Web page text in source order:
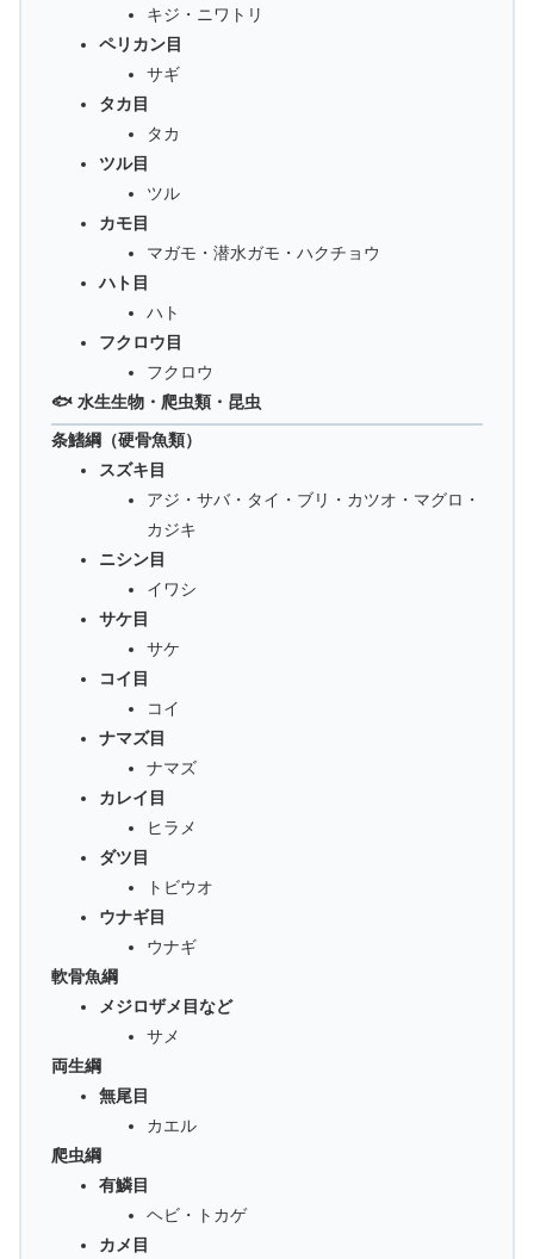
キジ・ニワトリ
ペリカン目
サギ
タカ目
タカ
ツル目
ツル
カモ目
マガモ・潜水ガモ・ハクチョウ
ハト目
ハト
フクロウ目
フクロウ
🐟 水生生物・爬虫類・昆虫
条鰭綱（硬骨魚類）
スズキ目
アジ・サバ・タイ・ブリ・カツオ・マグロ・
カジキ
ニシン目
イワシ
サケ目
サケ
コイ目
コイ
ナマズ目
ナマズ
カレイ目
ヒラメ
ダツ目
トビウオ
ウナギ目
ウナギ
軟骨魚綱
メジロザメ目など
サメ
両生綱
無尾目
カエル
爬虫綱
有鱗目
ヘビ・トカゲ
カメ目